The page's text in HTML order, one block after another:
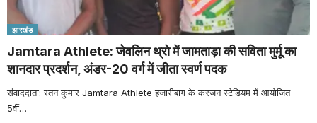
झारखंड
Jamtara Athlete: जेवलिन थ्रो में जामताड़ा की सविता मुर्मू का
शानदार प्रदर्शन, अंडर-20 वर्ग में जीता स्वर्ण पदक
संवाददाता: रतन कुमार Jamtara Athlete हजारीबाग के करजन स्टेडियम में आयोजित
5वीं…